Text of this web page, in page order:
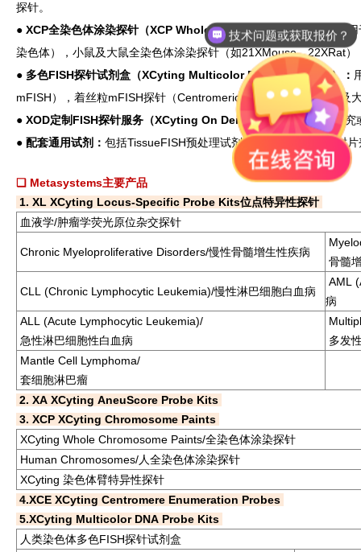
探针。
● XCP全染色体涂染探针（XCP Whole Chromosome Paints）：
染色体），小鼠及大鼠全染色体涂染探针（如21XMouse、22XRat
● 多色FISH探针试剂盒（XCyting Multicolor DNA Probe Kits）：
mFISH），着丝粒mFISH探针（Centromeric mFISH Kit），小鼠及
● XOD定制FISH探针服务（XCyting On Demand）：针对特定研究
● 配套通用试剂： 包括TissueFISH预处理试剂盒、DAPI/Antifade封片
❑ Metasystems主要产品
1. XL XCyting Locus-Specific Probe Kits位点特异性探针
血液学/肿瘤学荧光原位杂交探针
Chronic Myeloproliferative Disorders/慢性骨髓增生性疾病
骨髓
CLL (Chronic Lymphocytic Leukemia)/慢性淋巴细胞白血病
AML
病
ALL (Acute Lymphocytic Leukemia)/
急性淋巴细胞性白血病
多发
Mantle Cell Lymphoma/
套细胞淋巴瘤
2. XA XCyting AneuScore Probe Kits
3. XCP XCyting Chromosome Paints
XCyting Whole Chromosome Paints/全染色体涂染探针
Human Chromosomes/人全染色体涂染探针
XCyting 染色体臂特异性探针
4.XCE XCyting Centromere Enumeration Probes
5.XCyting Multicolor DNA Probe Kits
人类染色体多色FISH探针试剂盒
技术问题或获取报价？